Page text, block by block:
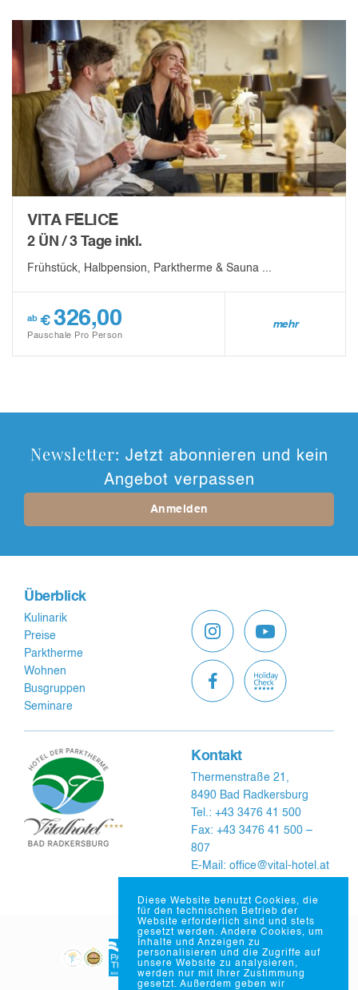
Diese Website benutzt Cookies, die
für den technischen Betrieb der
Website erforderlich sind und stets
gesetzt werden. Andere Cookies, um
Inhalte und Anzeigen zu
personalisieren und die Zugriffe auf
unsere Website zu analysieren,
werden nur mit Ihrer Zustimmung
gesetzt. Außerdem geben wir
VITA FELICE
2 ÜN / 3 Tage inkl.
Frühstück, Halbpension, Parktherme & Sauna ...
ab € 326,00
Pauschale Pro Person
mehr
Newsletter: Jetzt abonnieren und kein
Angebot verpassen
Anmelden
Kontakt
Thermenstraße 21,
8490 Bad Radkersburg
Tel.: +43 3476 41 500
Fax: +43 3476 41 500 –
807
E-Mail: office@vital-hotel.at
Überblick
Kulinarik
Preise
Parktherme
Wohnen
Busgruppen
Seminare